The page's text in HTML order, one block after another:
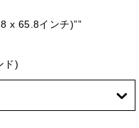
x 65.8インチ)””
ド)